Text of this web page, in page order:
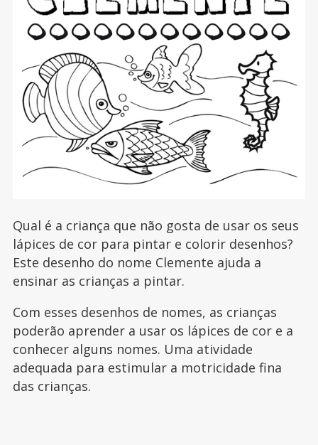
Qual é a criança que não gosta de usar os seus
lápices de cor para pintar e colorir desenhos?
Este desenho do nome Clemente ajuda a
ensinar as crianças a pintar.
Com esses desenhos de nomes, as crianças
poderão aprender a usar os lápices de cor e a
conhecer alguns nomes. Uma atividade
adequada para estimular a motricidade fina
das crianças.